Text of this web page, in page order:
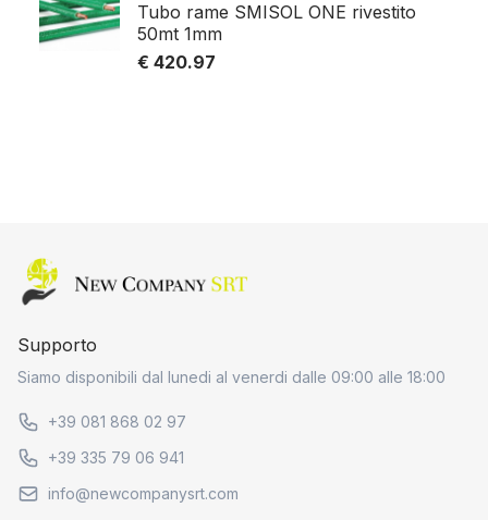
Tubo rame SMISOL ONE rivestito
50mt 1mm
€ 420.97
Home page
Supporto
Siamo disponibili dal lunedi al venerdi dalle 09:00 alle 18:00
+39 081 868 02 97
+39 335 79 06 941
info@newcompanysrt.com